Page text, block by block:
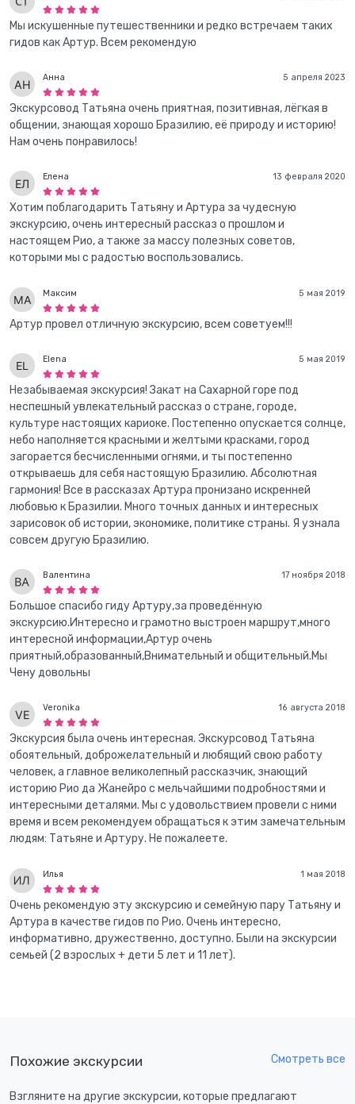
Мы искушенные путешественники и редко встречаем таких
гидов как Артур. Всем рекомендую
5 апреля 2023
Анна
Экскурсовод Татьяна очень приятная, позитивная, лёгкая в
общении, знающая хорошо Бразилию, её природу и историю!
Нам очень понравилось!
13 февраля 2020
Елена
Хотим поблагодарить Татьяну и Артура за чудесную
экскурсию, очень интересный рассказ о прошлом и
настоящем Рио, а также за массу полезных советов,
которыми мы с радостью воспользовались.
5 мая 2019
Максим
Артур провел отличную экскурсию, всем советуем!!!
5 мая 2019
Elena
Незабываемая экскурсия! Закат на Сахарной горе под
неспешный увлекательный рассказ о стране, городе,
культуре настоящих кариоке. Постепенно опускается солнце,
небо наполняется красными и желтыми красками, город
загорается бесчисленными огнями, и ты постепенно
открываешь для себя настоящую Бразилию. Абсолютная
гармония! Все в рассказах Артура пронизано искренней
любовью к Бразилии. Много точных данных и интересных
зарисовок об истории, экономике, политике страны. Я узнала
совсем другую Бразилию.
17 ноября 2018
Валентина
Большое спасибо гиду Артуру,за проведённую
экскурсию.Интересно и грамотно выстроен маршрут,много
интересной информации,Артур очень
приятный,образованный,Внимательный и общительный.Мы
Чену довольны
16 августа 2018
Veronika
Экскурсия была очень интересная. Экскурсовод Татьяна
обоятельный, доброжелательный и любящий свою работу
человек, а главное великолепный рассказчик, знающий
историю Рио да Жанейро с мельчайшими подробностями и
интересными деталями. Мы с удовольствием провели с ними
время и всем рекомендуем обращаться к этим замечательным
людям: Татьяне и Артуру. Не пожалеете.
1 мая 2018
Илья
Очень рекомендую эту экскурсию и семейную пару Татьяну и
Артура в качестве гидов по Рио. Очень интересно,
информативно, дружественно, доступно. Были на экскурсии
семьей (2 взрослых + дети 5 лет и 11 лет).
Похожие экскурсии Смотреть все
Взгляните на другие экскурсии, которые предлагают